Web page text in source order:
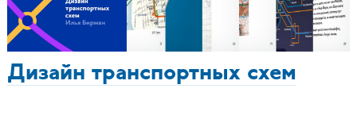
Дизайн транспортных схем